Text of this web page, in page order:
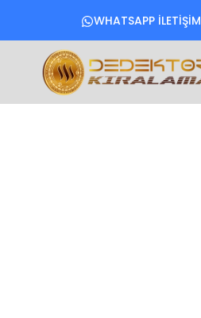
WHATSAPP İLETİŞİM